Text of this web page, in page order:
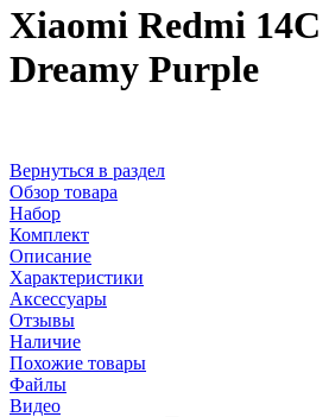
Xiaomi Redmi 14C
Dreamy Purple
Вернуться в раздел
Обзор товара
Набор
Комплект
Описание
Характеристики
Аксессуары
Отзывы
Наличие
Похожие товары
Файлы
Видео